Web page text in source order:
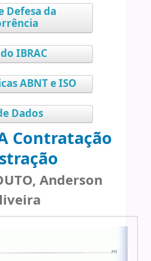
Defesa da
IBRAC
ABNT e ISO
Dados
Contratação
Anderson